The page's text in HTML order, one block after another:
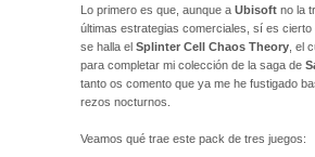
Lo primero es que, aunque a Ubisoft no la
últimas estrategias comerciales, sí es cierto
se halla el Splinter Cell Chaos Theory , el
para completar mi colección de la saga de
tanto os comento que ya me he fustigado
rezos nocturnos.
Veamos qué trae este pack de tres juegos: